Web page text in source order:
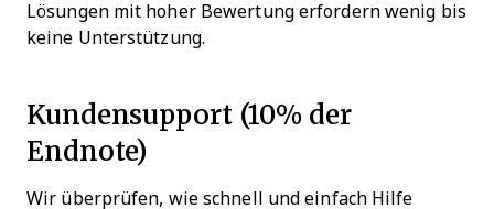
Lösungen mit hoher Bewertung erfordern wenig bis
keine Unterstützung.
Kundensupport (10% der
Endnote)
Wir überprüfen, wie schnell und einfach Hilfe